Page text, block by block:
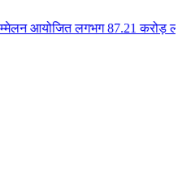
करोड़ लागत के 41 विकास